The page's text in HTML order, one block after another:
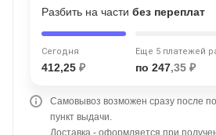
Разбить на части без переплат
Сегодня
412,25 ₽
Еще 5 платежей
по 247,35 ₽
Самовывоз возможен сразу после
пункт выдачи.
Доставка - оформляется при
недели